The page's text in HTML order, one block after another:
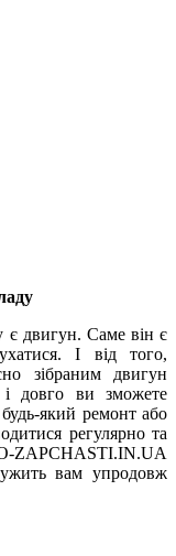
є двигун. Саме він є
І від того,
зібраним двигун
і довго ви зможете
який ремонт або
регулярно та
вам упродовж